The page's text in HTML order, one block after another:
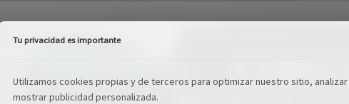
Tu privacidad es importante
Utilizamos cookies propias y de terceros para optimizar nuestro sitio,
mostrar publicidad personalizada.